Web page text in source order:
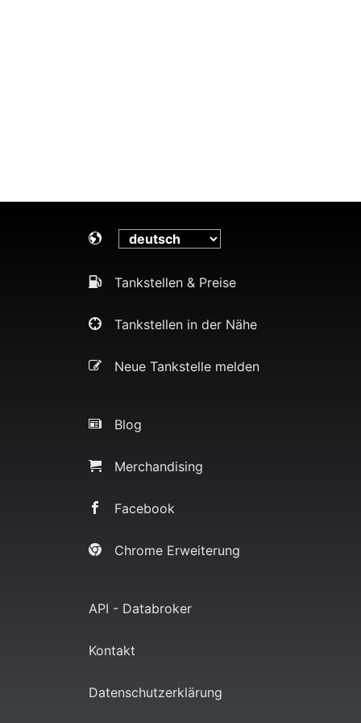
Tankstellen & Preise
Tankstellen in der Nähe
Neue Tankstelle melden
Blog
Merchandising
Facebook
Chrome Erweiterung
API - Databroker
Kontakt
Datenschutzerklärung